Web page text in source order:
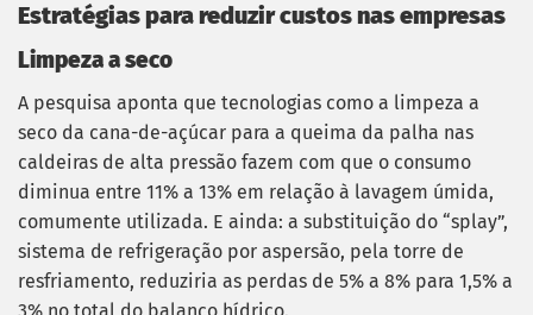
Estratégias para reduzir custos nas empresas
Limpeza a seco
A pesquisa aponta que tecnologias como a limpeza a
seco da cana-de-açúcar para a queima da palha nas
caldeiras de alta pressão fazem com que o consumo
diminua entre 11% a 13% em relação à lavagem úmida,
comumente utilizada. E ainda: a substituição do “splay”,
sistema de refrigeração por aspersão, pela torre de
resfriamento, reduziria as perdas de 5% a 8% para 1,5% a